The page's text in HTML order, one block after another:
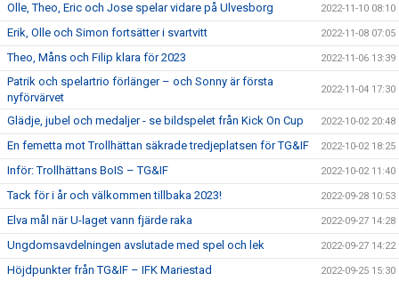
Olle, Theo, Eric och Jose spelar vidare på Ulvesborg 2022-11-10 08:10
Erik, Olle och Simon fortsätter i svartvitt 2022-11-08 07:05
Theo, Måns och Filip klara för 2023 2022-11-06 13:39
Patrik och spelartrio förlänger – och Sonny är första
nyförvärvet
2022-11-04 17:30
Glädje, jubel och medaljer - se bildspelet från Kick On Cup 2022-10-02 20:48
En femetta mot Trollhättan säkrade tredjeplatsen för TG&IF 2022-10-02 18:25
Inför: Trollhättans BoIS – TG&IF 2022-10-02 11:40
Tack för i år och välkommen tillbaka 2023! 2022-09-28 10:53
Elva mål när U-laget vann fjärde raka 2022-09-27 14:28
Ungdomsavdelningen avslutade med spel och lek 2022-09-27 14:22
Höjdpunkter från TG&IF – IFK Mariestad 2022-09-25 15:30